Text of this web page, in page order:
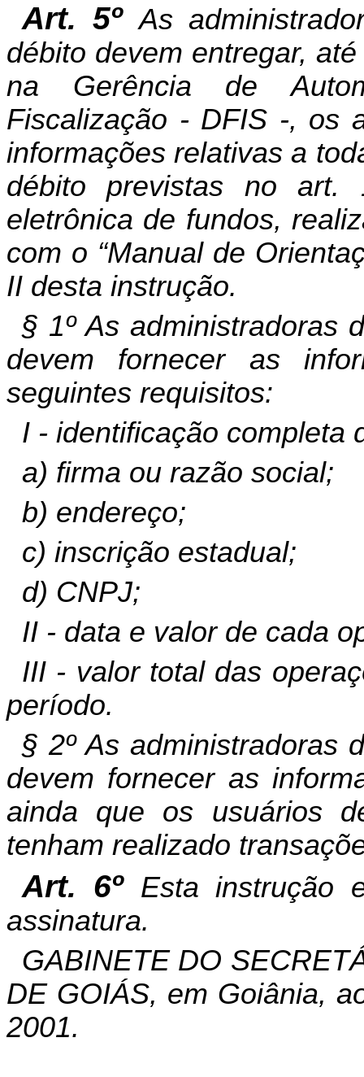
Art. 5ºAs
débito devem entregar,
na Gerência de
Fiscalização - DFIS -, os
informações relativas a
débito
previstas no art.
eletrônica de fundos,
com o “Manual de
II desta instrução.
§ 1º As administradoras
devem fornecer as
seguintes requisitos:
I - identificação completa
a) firma ou razão social;
b) endereço;
c) inscrição estadual;
d) CNPJ;
II - data e valor de cada
III - valor total das
período.
§ 2º As administradoras
devem fornecer as
ainda que os usuários
tenham realizado
Art. 6º Esta instrução
assinatura.
GABINETE DO
DE GOIÁS, em Goiânia,
2001.